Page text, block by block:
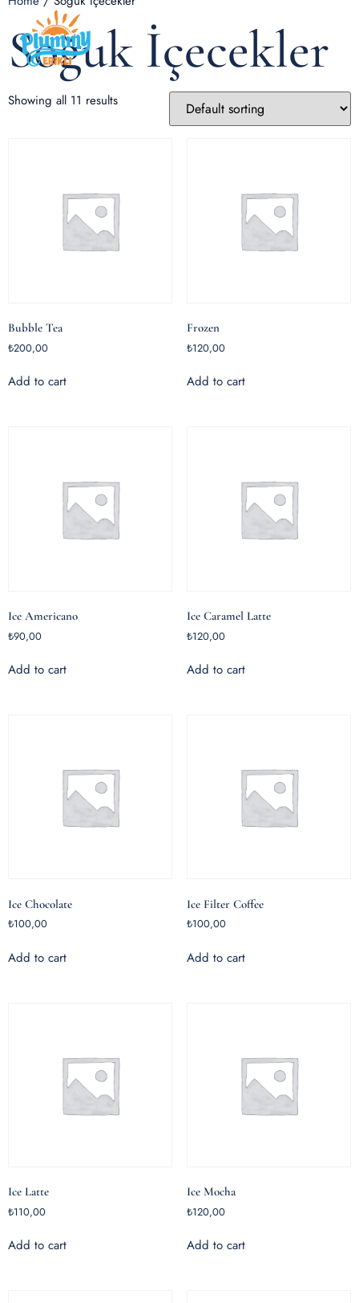
Soğuk İçecekler
Showing all 11 results
Bubble Tea
₺200,00
Add to cart
Frozen
₺120,00
Add to cart
Ice Americano
₺90,00
Add to cart
Ice Caramel Latte
₺120,00
Add to cart
Ice Chocolate
₺100,00
Add to cart
Ice Filter Coffee
₺100,00
Add to cart
Ice Latte
₺110,00
Add to cart
Ice Mocha
₺120,00
Add to cart